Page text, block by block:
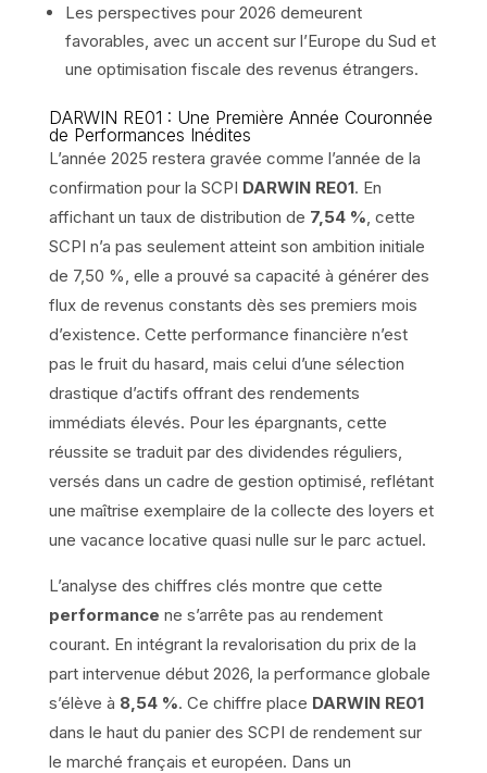
Les perspectives pour 2026 demeurent
favorables, avec un accent sur l’Europe du Sud et
une optimisation fiscale des revenus étrangers.
DARWIN RE01 : Une Première Année Couronnée
de Performances Inédites
L’année 2025 restera gravée comme l’année de la
confirmation pour la SCPI DARWIN RE01. En
affichant un taux de distribution de 7,54 % , cette
SCPI n’a pas seulement atteint son ambition initiale
de 7,50 %, elle a prouvé sa capacité à générer des
flux de revenus constants dès ses premiers mois
d’existence. Cette performance financière n’est
pas le fruit du hasard, mais celui d’une sélection
drastique d’actifs offrant des rendements
immédiats élevés. Pour les épargnants, cette
réussite se traduit par des dividendes réguliers,
versés dans un cadre de gestion optimisé, reflétant
une maîtrise exemplaire de la collecte des loyers et
une vacance locative quasi nulle sur le parc actuel.
L’analyse des chiffres clés montre que cette
performance ne s’arrête pas au rendement
courant. En intégrant la revalorisation du prix de la
part intervenue début 2026, la performance globale
s’élève à 8,54 %. Ce chiffre place DARWIN RE01
dans le haut du panier des SCPI de rendement sur
le marché français et européen. Dans un